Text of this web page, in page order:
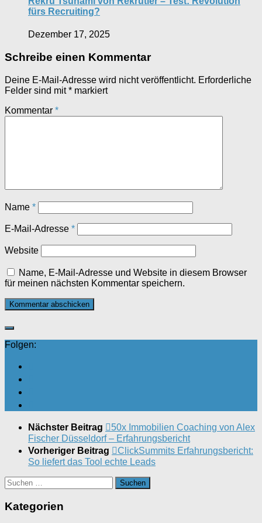
fürs Recruiting?
Dezember 17, 2025
Schreibe einen Kommentar
Deine E-Mail-Adresse wird nicht veröffentlicht. Erforderliche
Felder sind mit* markiert
Kommentar *
Name *
E-Mail-Adresse *
Website
Name, E-Mail-Adresse und Website in diesem Browser
für meinen nächsten Kommentar speichern.
Folgen:
Nächster Beitrag
50x Immobilien Coaching von Alex
Fischer Düsseldorf – Erfahrungsbericht
Vorheriger Beitrag
ClickSummits Erfahrungsbericht:
So liefert das Tool echte Leads
Suchen
nach:
Kategorien